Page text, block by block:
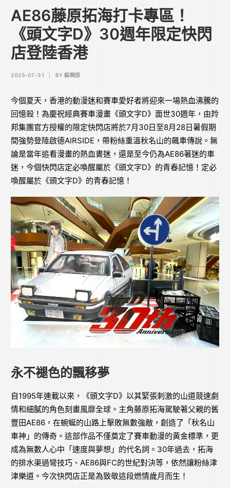
AE86藤原拓海打卡專區！
《頭文字D》30週年限定快閃
店登陸香港
2025-07-31 BY 編輯部
今個夏天，香港的動漫迷和賽車愛好者將迎來一場熱血沸騰的
回憶殺！為慶祝經典賽車漫畫《頭文字D》面世30週年，由羚
邦集團官方授權的限定快閃店將於7月30日至8月28日暑假期
間強勢登陸啟德AIRSIDE，帶粉絲重溫秋名山的飆車傳說。無
論是當年追看漫畫的熱血書迷，還是至今仍為AE86著迷的車
迷，今個快閃店定必喚醒屬於《頭文字D》的青春記憶！定必
喚醒屬於《頭文字D》的青春記憶！
永不褪色的飄移夢
自1995年連載以來，《頭文字D》以其緊張刺激的山道競速劇
情和細膩的角色刻畫風靡全球。主角藤原拓海駕駛著父親的舊
豐田AE86，在蜿蜒的山路上擊敗無數強敵，創造了「秋名山
車神」的傳奇。這部作品不僅奠定了賽車動漫的黃金標準，更
成為無數人心中「速度與夢想」的代名詞。30年過去，拓海
的排水渠過彎技巧、AE86與FC的世紀對決等，依然讓粉絲津
津樂道。今次快閃店正是為致敬這段燃情歲月而生！